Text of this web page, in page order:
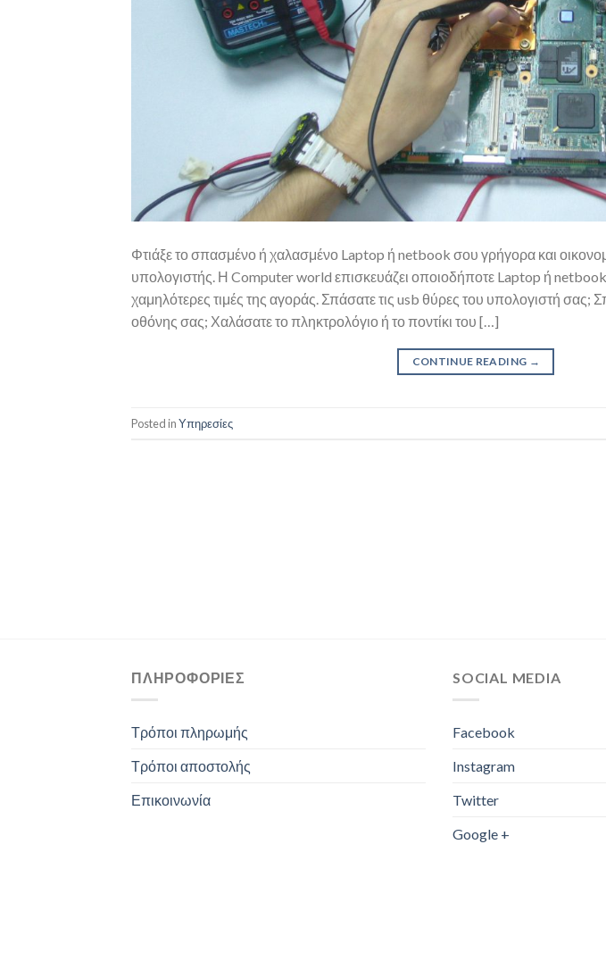
Φτιάξε το σπασμένο ή χαλασμένο Laptop ή netbook σου γρήγορα και
υπολογιστής. Η Computer world επισκευάζει οποιοδήποτε Laptop ή
χαμηλότερες τιμές της αγοράς. Σπάσατε τις usb θύρες του υπολογιστή σας;
οθόνης σας; Χαλάσατε το πληκτρολόγιο ή το ποντίκι του […]
CONTINUE READING →
Posted inΥπηρεσίες
ΠΛΗΡΟΦΟΡΊΕΣ
Τρόποι πληρωμής
Τρόποι αποστολής
Επικοινωνία
SOCIAL MEDIA
Facebook
Instagram
Twitter
Google +